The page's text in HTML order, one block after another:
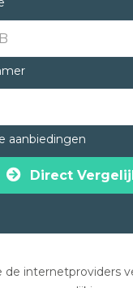
aanbiedingen
Direct
de internetproviders